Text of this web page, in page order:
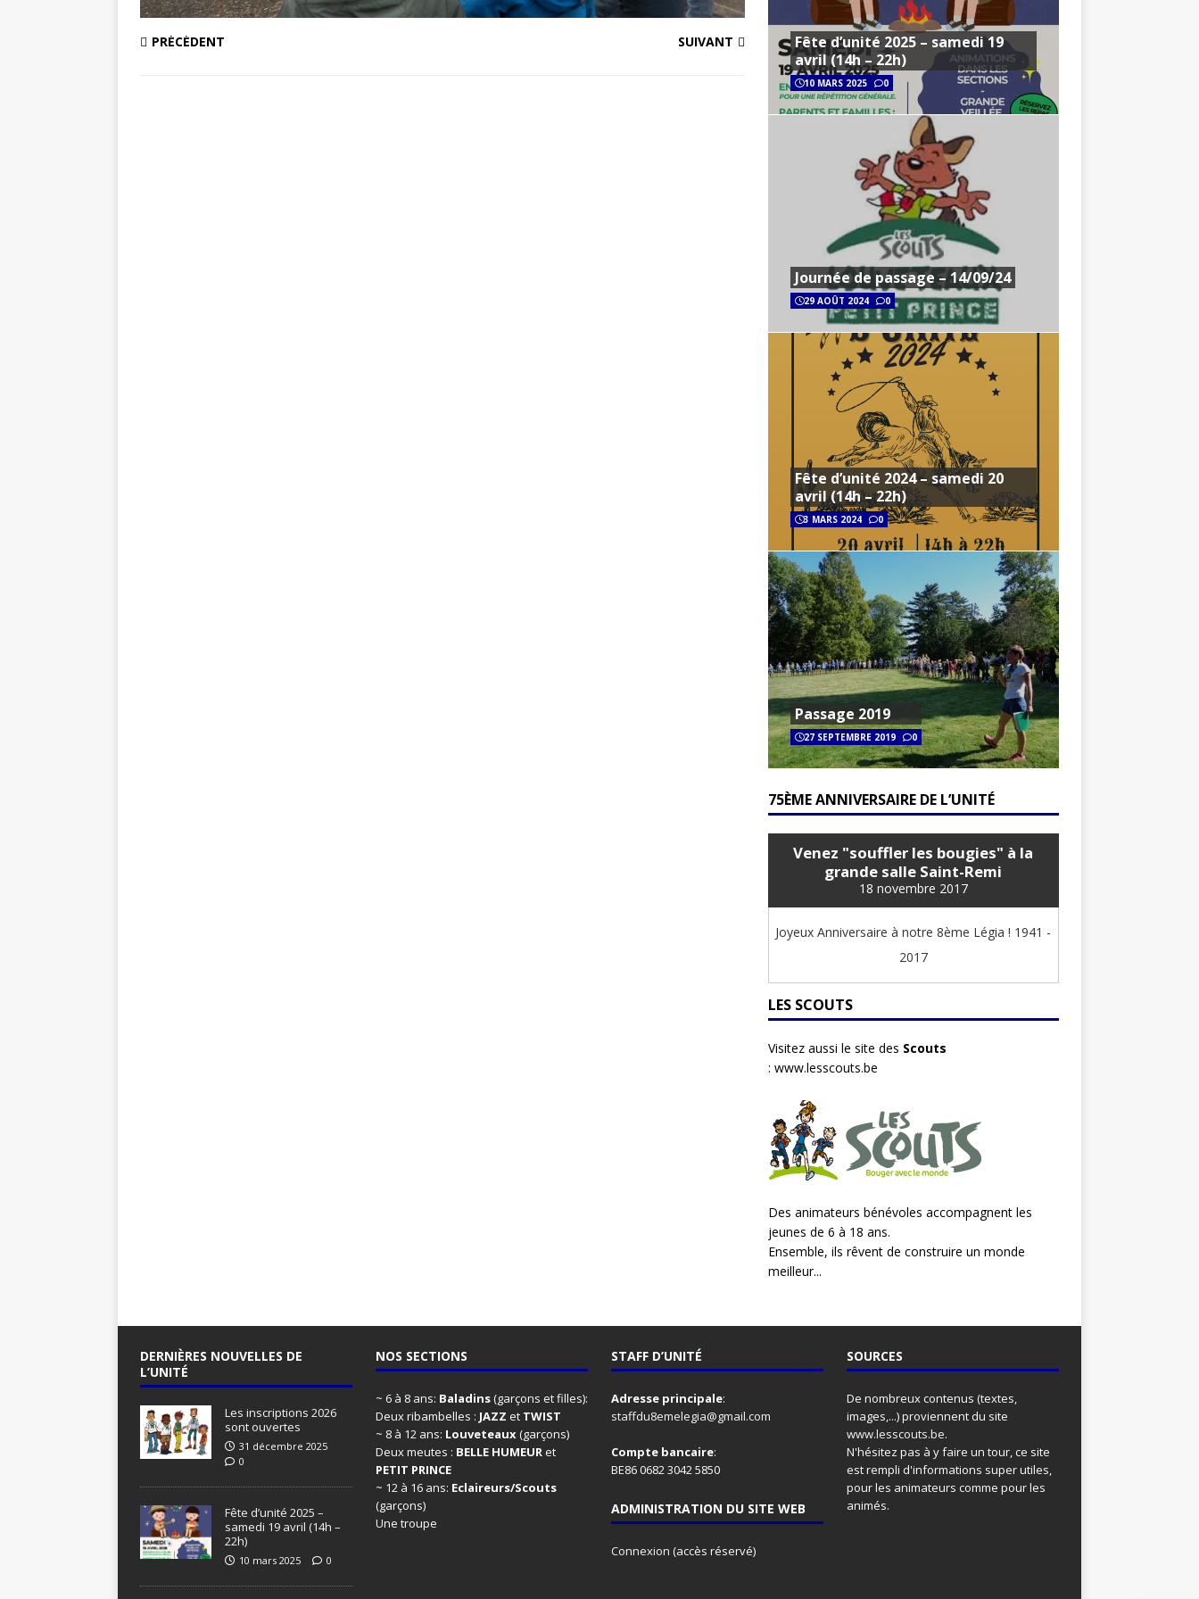
PRÉCÉDENT SUIVANT
Fête d’unité 2025 – samedi 19
avril (14h – 22h)
10 MARS 2025 0
Journée de passage – 14/09/24
29 AOÛT 2024 0
Fête d’unité 2024 – samedi 20
avril (14h – 22h)
3 MARS 2024 0
Passage 2019
27 SEPTEMBRE 2019 0
75ÈME ANNIVERSAIRE DE L’UNITÉ
Venez "souffler les bougies" à la
grande salle Saint-Remi
18 novembre 2017
Joyeux Anniversaire à notre 8ème Légia ! 1941 -
2017
LES SCOUTS
Visitez aussi le site des Scouts
: www.lesscouts.be
Des animateurs bénévoles accompagnent les
jeunes de 6 à 18 ans.
Ensemble, ils rêvent de construire un monde
meilleur...
DERNIÈRES NOUVELLES DE
L’UNITÉ
Les inscriptions 2026
sont ouvertes
31 décembre 2025
0
Fête d’unité 2025 –
samedi 19 avril (14h –
22h)
10 mars 2025 0
NOS SECTIONS
~ 6 à 8 ans: Baladins(garçons et filles):
Deux ribambelles : JAZZ et TWIST
~ 8 à 12 ans: Louveteaux(garçons)
Deux meutes : BELLE HUMEURet
PETIT PRINCE
~ 12 à 16 ans: Eclaireurs/Scouts
(garçons)
Une troupe
STAFF D’UNITÉ
Adresse principale:
staffdu8emelegia@gmail.com
Compte bancaire:
BE86 0682 3042 5850
ADMINISTRATION DU SITE WEB
Connexion (accès réservé)
SOURCES
De nombreux contenus (textes,
images,...) proviennent du site
www.lesscouts.be.
N'hésitez pas à y faire un tour, ce site
est rempli d'informations super utiles,
pour les animateurs comme pour les
animés.